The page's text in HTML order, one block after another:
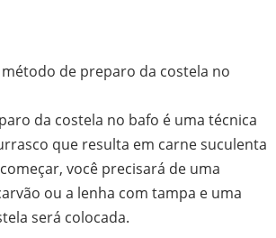
de preparo da costela no
da costela no bafo é uma técnica
que resulta em carne suculenta
você precisará de uma
ou a lenha com tampa e uma
será colocada.